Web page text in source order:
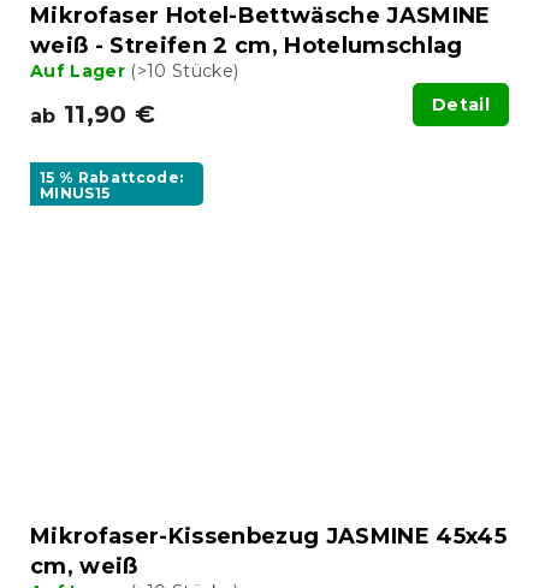
Mikrofaser Hotel-Bettwäsche JASMINE
weiß - Streifen 2 cm, Hotelumschlag
Auf Lager (>10 Stücke)
ab 11,90 € Detail
15 % Rabattcode:
MINUS15
Mikrofaser-Kissenbezug JASMINE 45x45
cm, weiß